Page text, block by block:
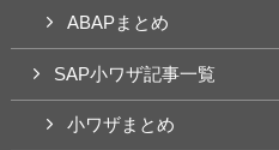
ABAPまとめ
SAP小ワザ記事一覧
小ワザまとめ